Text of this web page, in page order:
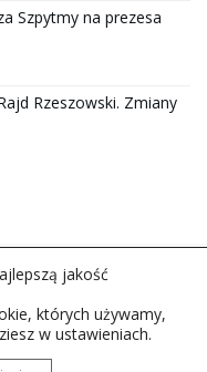
Szpytmy na prezesa
Rzeszowski. Zmiany
S.A. w likwidacj.
jakość
których używamy,
w ustawieniach.